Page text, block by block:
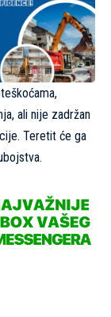
ali nije zadržan
Teretit će ga